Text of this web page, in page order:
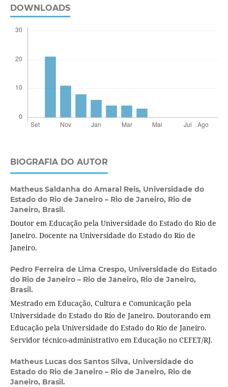
DOWNLOADS
BIOGRAFIA DO AUTOR
Matheus Saldanha do Amaral Reis, Universidade do
Estado do Rio de Janeiro – Rio de Janeiro, Rio de
Janeiro, Brasil.
Doutor em Educação pela Universidade do Estado do Rio de
Janeiro. Docente na Universidade do Estado do Rio de
Janeiro.
Pedro Ferreira de Lima Crespo, Universidade do Estado
do Rio de Janeiro – Rio de Janeiro, Rio de Janeiro,
Brasil.
Mestrado em Educação, Cultura e Comunicação pela
Universidade do Estado do Rio de Janeiro. Doutorando em
Educação pela Universidade do Estado do Rio de Janeiro.
Servidor técnico-administrativo em Educação no CEFET/RJ.
Matheus Lucas dos Santos Silva, Universidade do
Estado do Rio de Janeiro – Rio de Janeiro, Rio de
Janeiro, Brasil.